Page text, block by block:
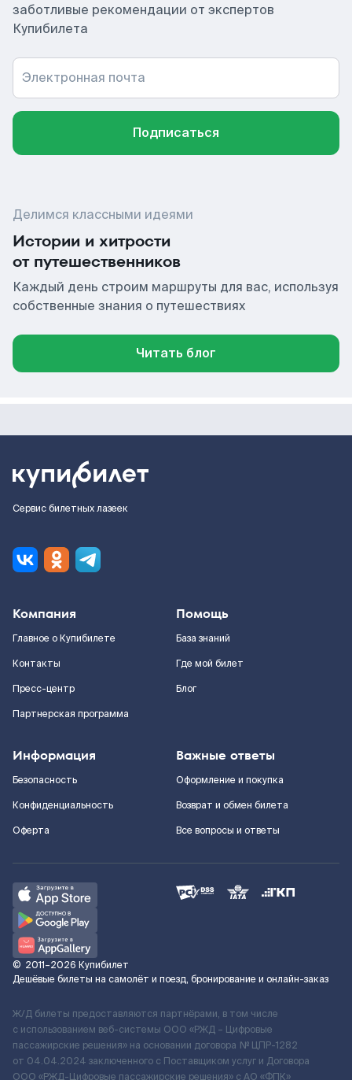
заботливые рекомендации от экспертов
Купибилета
Электронная почта
Подписаться
Делимся классными идеями
Истории и хитрости
от путешественников
Каждый день строим маршруты для вас, используя
собственные знания о путешествиях
Читать блог
Сервис билетных лазеек
Компания
Главное о Купибилете
Контакты
Пресс-центр
Партнерская программа
Помощь
База знаний
Где мой билет
Блог
Информация
Безопасность
Конфиденциальность
Оферта
Важные ответы
Оформление и покупка
Возврат и обмен билета
Все вопросы и ответы
© 2011–2026 Купибилет
Дешёвые билеты на самолёт и поезд, бронирование и онлайн-заказ
Ж/Д билеты предоставляются партнёрами, в том числе
с использованием веб-системы ООО «РЖД – Цифровые
пассажирские решения» на основании договора № ЦПР-1282
от 04.04.2024 заключенного с Поставщиком услуг и Договора
ООО «РЖД-Цифровые пассажирские решения» c АО «ФПК»